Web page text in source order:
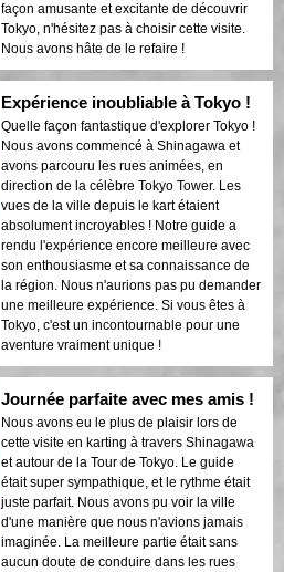
façon amusante et excitante de découvrir
Tokyo, n'hésitez pas à choisir cette visite.
Nous avons hâte de le refaire !
Expérience inoubliable à Tokyo !
Quelle façon fantastique d'explorer Tokyo !
Nous avons commencé à Shinagawa et
avons parcouru les rues animées, en
direction de la célèbre Tokyo Tower. Les
vues de la ville depuis le kart étaient
absolument incroyables ! Notre guide a
rendu l'expérience encore meilleure avec
son enthousiasme et sa connaissance de
la région. Nous n'aurions pas pu demander
une meilleure expérience. Si vous êtes à
Tokyo, c'est un incontournable pour une
aventure vraiment unique !
Journée parfaite avec mes amis !
Nous avons eu le plus de plaisir lors de
cette visite en karting à travers Shinagawa
et autour de la Tour de Tokyo. Le guide
était super sympathique, et le rythme était
juste parfait. Nous avons pu voir la ville
d'une manière que nous n'avions jamais
imaginée. La meilleure partie était sans
aucun doute de conduire dans les rues